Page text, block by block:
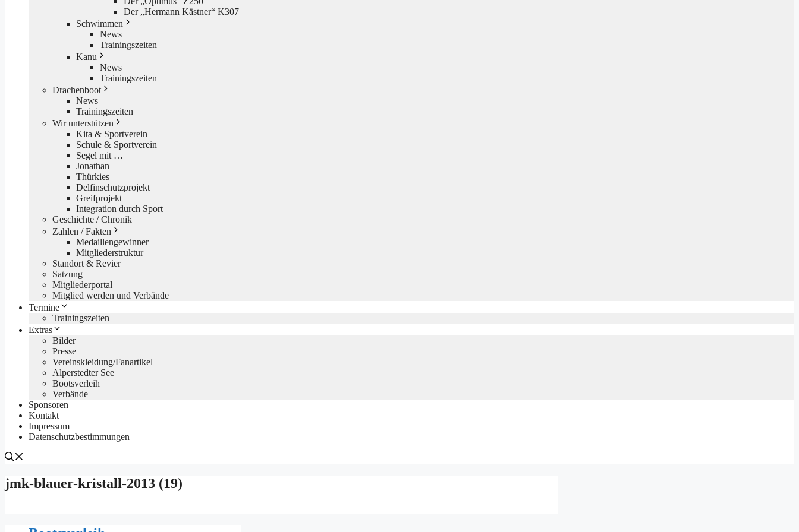
Der „Hermann Kästner“ K307
Schwimmen
News
Trainingszeiten
Kanu
News
Trainingszeiten
Drachenboot
News
Trainingszeiten
Wir unterstützen
Kita & Sportverein
Schule & Sportverein
Segel mit …
Jonathan
Thürkies
Delfinschutzprojekt
Greifprojekt
Integration durch Sport
Geschichte / Chronik
Zahlen / Fakten
Medaillengewinner
Mitgliederstruktur
Standort & Revier
Satzung
Mitgliederportal
Mitglied werden und Verbände
Termine
Trainingszeiten
Extras
Bilder
Presse
Vereinskleidung/Fanartikel
Alperstedter See
Bootsverleih
Verbände
Sponsoren
Kontakt
Impressum
Datenschutzbestimmungen
jmk-blauer-kristall-2013 (19)